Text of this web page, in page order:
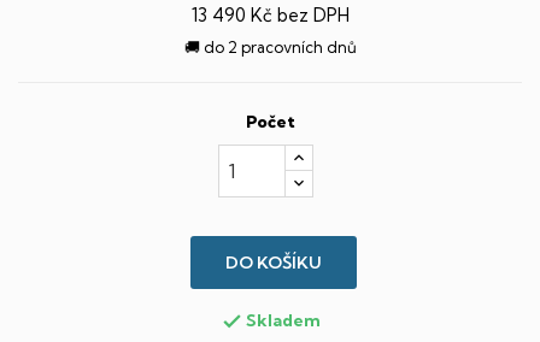
13 490 Kč bez DPH
🚚 do 2 pracovních dnů
Počet
DO KOŠÍKU
 Skladem